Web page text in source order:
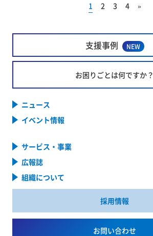
1 2 3 4 »
支援事例 NEW
お困りごとは何ですか？
ニュース
イベント情報
サービス・事業
広報誌
組織について
採用情報
お問い合わせ